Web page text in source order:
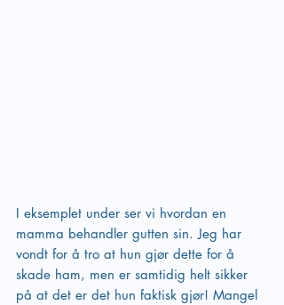
I eksemplet under ser vi hvordan en
mamma behandler gutten sin. Jeg har
vondt for å tro at hun gjør dette for å
skade ham, men er samtidig helt sikker
på at det er det hun faktisk gjør! Mangel